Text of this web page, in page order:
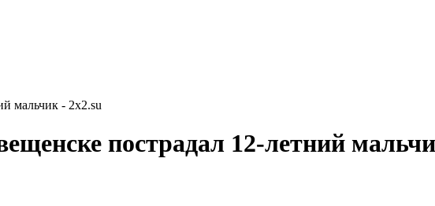
мальчик - 2x2.su
пострадал 12-летний